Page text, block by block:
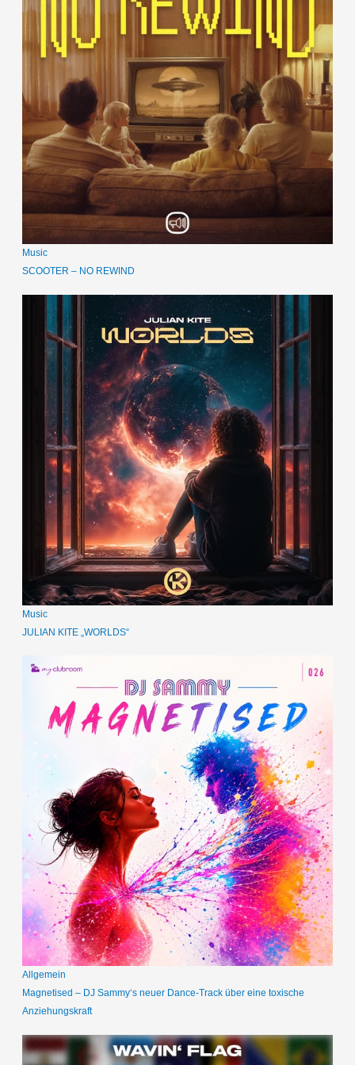
Music
SCOOTER – NO REWIND
Music
JULIAN KITE „WORLDS“
Allgemein
Magnetised – DJ Sammy‘s neuer Dance-Track über eine toxische
Anziehungskraft